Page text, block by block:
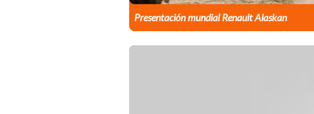
Presentación mundial Renault Alaskan